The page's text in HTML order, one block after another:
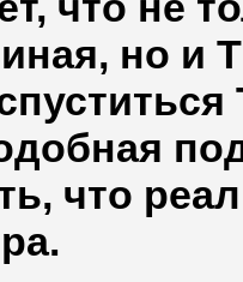
но и
что